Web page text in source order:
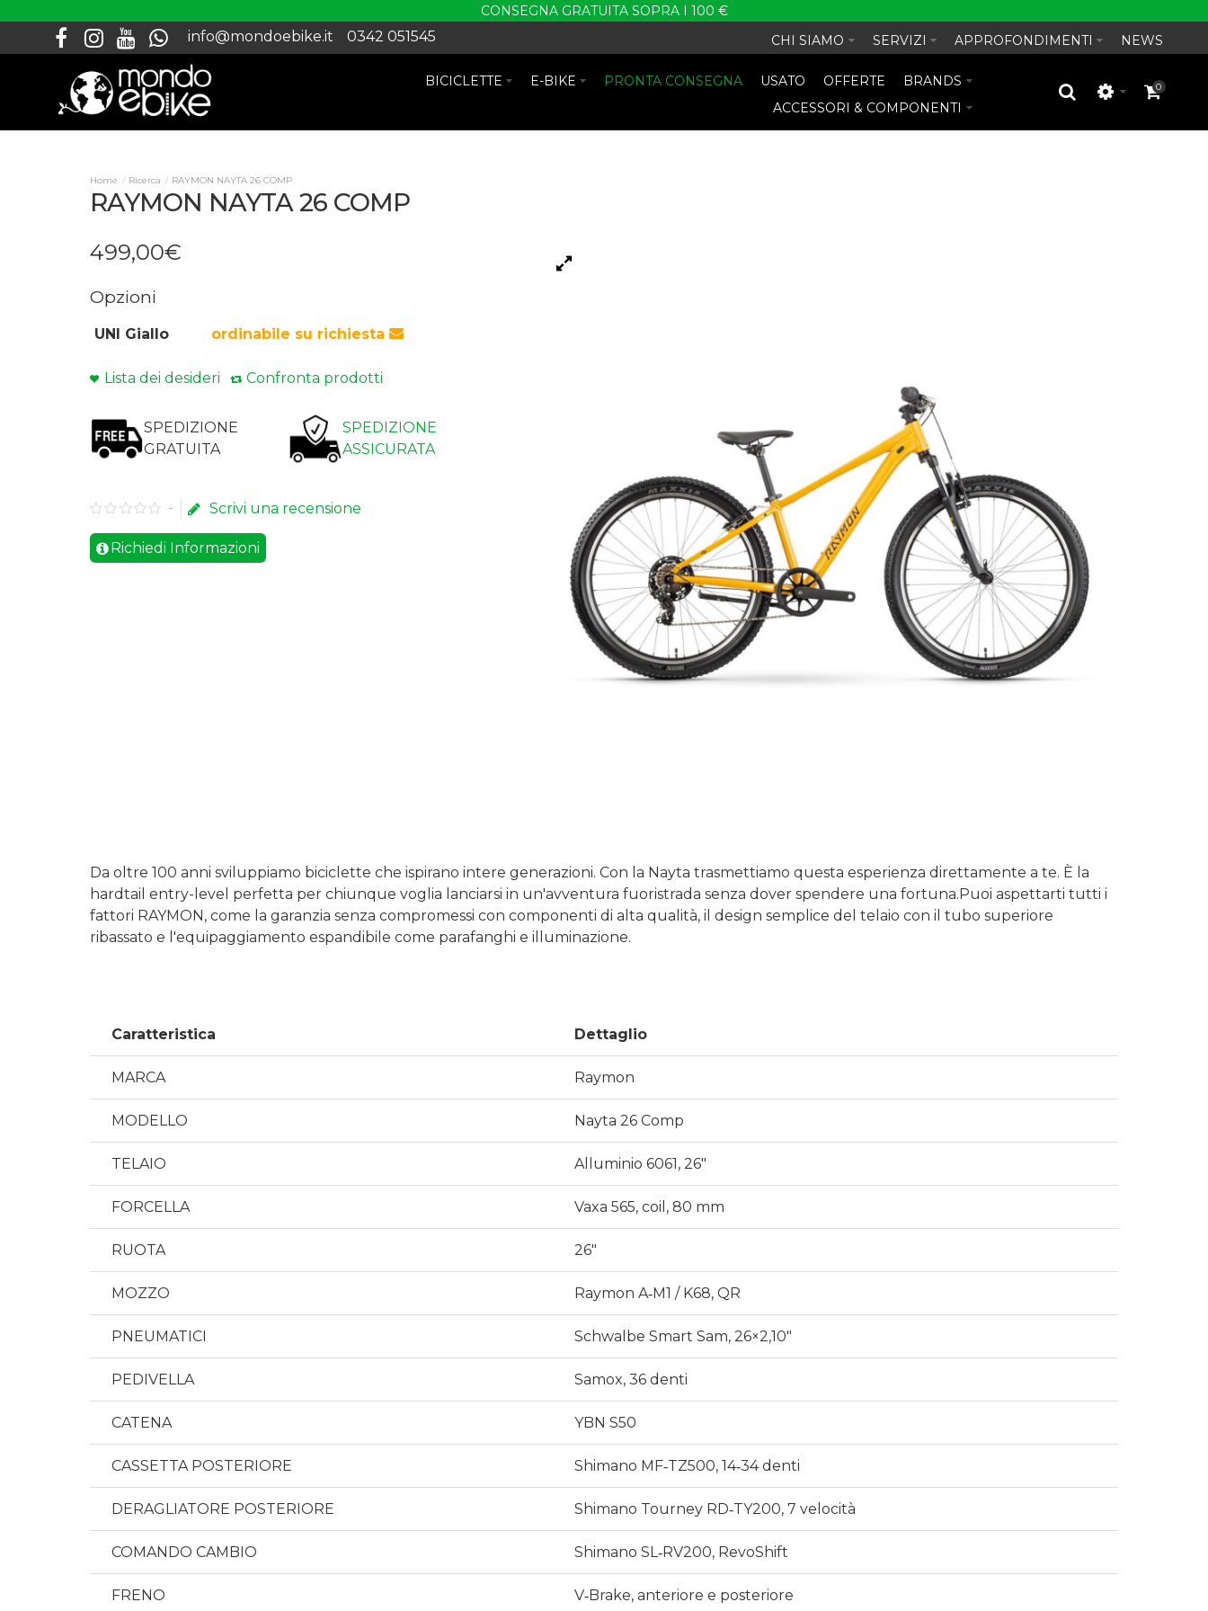
CONSEGNA GRATUITA SOPRA I 100 €
info@mondoebike.it 0342 051545 CHI SIAMO SERVIZI APPROFONDIMENTI NEWS
BICICLETTE E-BIKE PRONTA CONSEGNA USATO OFFERTE
BRANDS
ACCESSORI & COMPONENTI
0
Ricerca RAYMON NAYTA 26 COMP
RAYMON NAYTA 26 COMP
499,00€
Opzioni
UNI Giallo ordinabile su richiesta
Lista dei desideri Confronta prodotti
SPEDIZIONE
GRATUITA
SPEDIZIONE
ASSICURATA
- Scrivi una recensione
Richiedi Informazioni
Da oltre 100 anni sviluppiamo biciclette che ispirano intere generazioni. Con la Nayta trasmettiamo questa esperienza direttamente a te. È la
hardtail entry-level perfetta per chiunque voglia lanciarsi in un'avventura fuoristrada senza dover spendere una fortuna.Puoi aspettarti tutti i
fattori RAYMON, come la garanzia senza compromessi con componenti di alta qualità, il design semplice del telaio con il tubo superiore
ribassato e l'equipaggiamento espandibile come parafanghi e illuminazione.
Caratteristica Dettaglio
MARCA Raymon
MODELLO Nayta 26 Comp
TELAIO Alluminio 6061, 26″
FORCELLA Vaxa 565, coil, 80 mm
RUOTA 26″
MOZZO Raymon A‑M1 / K68, QR
PNEUMATICI Schwalbe Smart Sam, 26×2,10″
PEDIVELLA Samox, 36 denti
CATENA YBN S50
CASSETTA POSTERIORE Shimano MF‑TZ500, 14‑34 denti
DERAGLIATORE POSTERIORE Shimano Tourney RD‑TY200, 7 velocità
COMANDO CAMBIO Shimano SL‑RV200, RevoShift
FRENO V‑Brake, anteriore e posteriore